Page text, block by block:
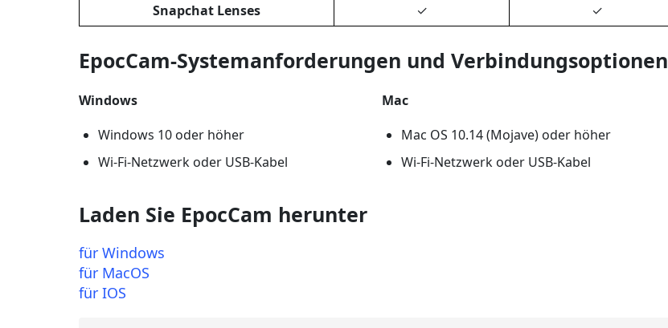
Snapchat Lenses
✓ ✓
EpocCam-Systemanforderungen und Verbindungsoptionen
Windows
Windows 10 oder höher
Wi-Fi-Netzwerk oder USB-Kabel
Mac
Mac OS 10.14 (Mojave) oder höher
Wi-Fi-Netzwerk oder USB-Kabel
Laden Sie EpocCam herunter
für Windows
für MacOS
für IOS